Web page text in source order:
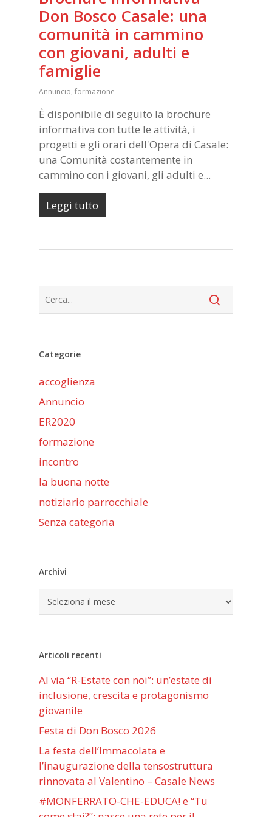
Don Bosco Casale: una
comunità in cammino
con giovani, adulti e
famiglie
Annuncio, formazione
È disponibile di seguito la brochure
informativa con tutte le attività, i
progetti e gli orari dell'Opera di Casale:
una Comunità costantemente in
cammino con i giovani, gli adulti e...
Leggi tutto
Categorie
accoglienza
Annuncio
ER2020
formazione
incontro
la buona notte
notiziario parrocchiale
Senza categoria
Archivi
Archivi
Articoli recenti
Al via “R-Estate con noi”: un’estate di
inclusione, crescita e protagonismo
giovanile
Festa di Don Bosco 2026
La festa dell’Immacolata e
l’inaugurazione della tensostruttura
rinnovata al Valentino – Casale News
#MONFERRATO-CHE-EDUCA! e “Tu